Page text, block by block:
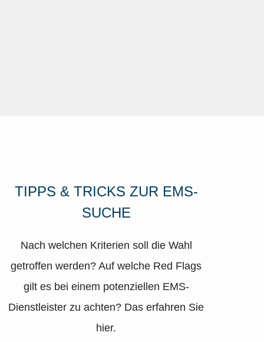
TIPPS & TRICKS ZUR EMS-
SUCHE
Nach welchen Kriterien soll die Wahl
getroffen werden? Auf welche Red Flags
gilt es bei einem potenziellen EMS-
Dienstleister zu achten? Das erfahren Sie
hier.